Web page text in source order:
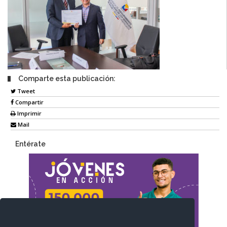
Comparte esta publicación:
Tweet
Compartir
Imprimir
Mail
Entérate